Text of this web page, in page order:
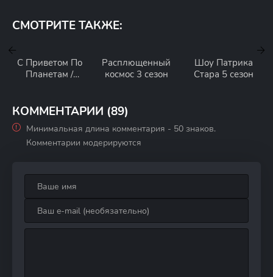
СМОТРИТЕ ТАКЖЕ:
С Приветом По
Планетам /
Расплющенный
космос 3 сезон
Шоу Патрика
Стара 5 сезон
КОММЕНТАРИИ (89)
Минимальная длина комментария - 50 знаков.
Комментарии модерируются